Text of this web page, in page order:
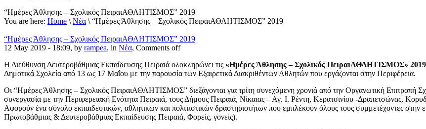
“Ημέρες Άθλησης – Σχολικός ΠειραιΑΘΛΗΤΙΣΜΟΣ” 2019
You are here: Home \ Νέα \ “Ημέρες Άθλησης – Σχολικός ΠειραιΑΘΛΗΤΙΣΜΟΣ” 2019
“Ημέρες Άθλησης – Σχολικός ΠειραιΑΘΛΗΤΙΣΜΟΣ” 2019
12 May 2019 - 18:09, by rampea, in Νέα, Comments off
Η Διεύθυνση Δευτεροβάθμιας Εκπαίδευσης Πειραιά ολοκληρώνει τις «Ημέρες Άθλησης – Σχολικός ΠειραιΑΘΛΗΤΙΣΜΟΣ» 2019
Δημοτικά Σχολεία από 13 ως 17 Μαΐου με την παρουσία των Εξαιρετικά Διακριθέντων Αθλητών που εργάζονται στην Περιφέρεια.
Οι “Ημέρες Άθλησης – Σχολικός ΠειραιΑΘΛΗΤΙΣΜΟΣ” διεξάγονται για τρίτη συνεχόμενη χρονιά από την Οργανωτική
συνεργασία με την Περιφερειακή Ενότητα Πειραιά, τους Δήμους Πειραιά, Νίκαιας – Αγ. Ι. Ρέντη, Κερατσινίου -Δραπετσώνας,
Αφορούν ένα σύνολο εκπαιδευτικών, αθλητικών και πολιτιστικών δραστηριοτήτων που εμπλέκουν όλους τους συμμετέχοντες στην
Πρωτοβάθμιας & Δευτεροβάθμιας Εκπαίδευσης Πειραιά, Φορείς, γονείς).